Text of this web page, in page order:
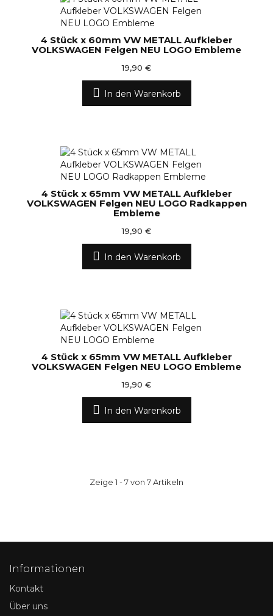
4 Stück x 60mm VW METALL Aufkleber
VOLKSWAGEN Felgen NEU LOGO Embleme
19,90 €
In den Warenkorb
4 Stück x 65mm VW METALL Aufkleber
VOLKSWAGEN Felgen NEU LOGO Radkappen
Embleme
19,90 €
In den Warenkorb
4 Stück x 65mm VW METALL Aufkleber
VOLKSWAGEN Felgen NEU LOGO Embleme
19,90 €
In den Warenkorb
Zeige 1 - 7 von 7 Artikeln
Informationen
Kontakt
Über uns